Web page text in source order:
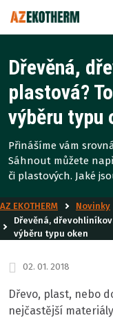
Dřevěná,
plastová?
výběru typu
Přinášíme vám
Sáhnout můžete
či plastových. Jaké
AZ EKOTHERM
Novinky
Dřevěná,
výběru typu oken
02. 01. 2018
Dřevo, plast, nebo
nejčastější